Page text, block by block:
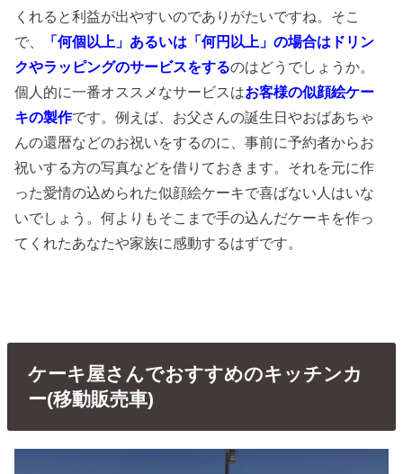
くれると利益が出やすいのでありがたいですね。そこ
で、
「何個以上」あるいは「何円以上」の場合はドリン
クやラッピングのサービスをするのはどうでしょうか。
個人的に一番オススメなサービスはお客様の似顔絵ケー
キの製作です。例えば、お父さんの誕生日やおばあちゃ
んの還暦などのお祝いをするのに、事前に予約者からお
祝いする方の写真などを借りておきます。それを元に作
った愛情の込められた似顔絵ケーキで喜ばない人はいな
いでしょう。何よりもそこまで手の込んだケーキを作っ
てくれたあなたや家族に感動するはずです。
ケーキ屋さんでおすすめのキッチンカ
ー(移動販売車)